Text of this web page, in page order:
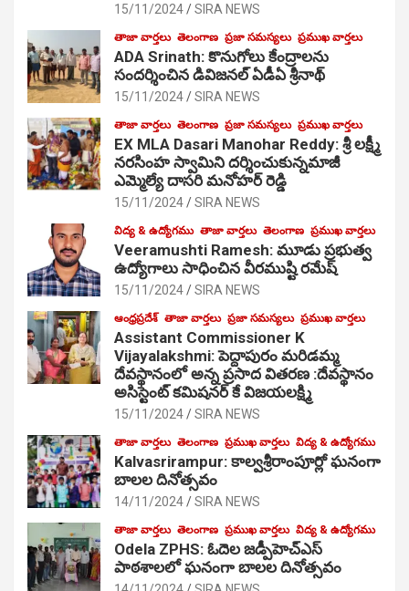
15/11/2024 SIRA NEWS
తాజా వార్తలు తెలంగాణ ప్రజా సమస్యలు ప్రముఖ వార్తలు
ADA Srinath: కొనుగోలు కేంద్రాల‌ను
సంద‌ర్శించిన డివిజనల్ ఏడీఏ శ్రీనాథ్
15/11/2024 SIRA NEWS
తాజా వార్తలు తెలంగాణ ప్రజా సమస్యలు ప్రముఖ వార్తలు
EX MLA Dasari Manohar Reddy: శ్రీ లక్ష్మీ
నరసింహ స్వామిని దర్శించుకున్నమాజీ
ఎమ్మెల్యే దాసరి మనోహర్ రెడ్డి
15/11/2024 SIRA NEWS
విద్య & ఉద్యోగము తాజా వార్తలు తెలంగాణ ప్రముఖ వార్తలు
Veeramushti Ramesh: మూడు ప్రభుత్వ
ఉద్యోగాలు సాధించిన వీరముష్టి రమేష్
15/11/2024 SIRA NEWS
ఆంధ్రప్రదేశ్ తాజా వార్తలు ప్రజా సమస్యలు ప్రముఖ వార్తలు
Assistant Commissioner K
Vijayalakshmi: పెద్దాపురం మరిడమ్మ
దేవస్థానంలో అన్న ప్రసాద వితరణ :దేవస్థానం
అసిస్టెంట్ కమిషనర్ కే విజయలక్ష్మి
15/11/2024 SIRA NEWS
తాజా వార్తలు తెలంగాణ ప్రముఖ వార్తలు విద్య & ఉద్యోగము
Kalvasrirampur: కాల్వశ్రీరాంపూర్లో ఘనంగా
బాలల దినోత్సవం
14/11/2024 SIRA NEWS
తాజా వార్తలు తెలంగాణ ప్రముఖ వార్తలు విద్య & ఉద్యోగము
Odela ZPHS: ఓదెల జ‌డ్పీహెచ్ఎస్
పాఠ‌శాల‌లో ఘనంగా బాలల దినోత్సవం